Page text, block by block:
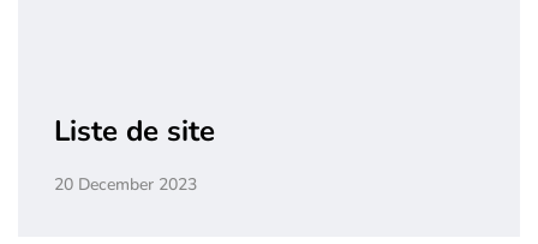
Liste de site
20 December 2023